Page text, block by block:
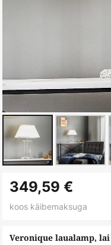
to
the
ofVeronique laualamp,
349,59 €
koos käibemaksuga